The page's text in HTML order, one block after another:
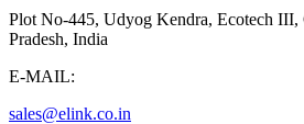
Plot No-445, Udyog Kendra, Ecotech III,
Pradesh, India
E-MAIL:
sales@elink.co.in